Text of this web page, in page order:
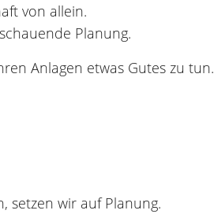
von allein.
Planung.
Anlagen etwas Gutes zu tun.
setzen wir auf Planung.